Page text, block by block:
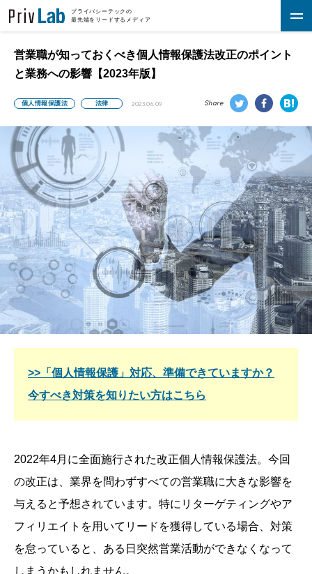
プライバシーテックの
最先端をリードするメディア
法律
データ管理・活用
各種ポリシー
セキュリティ
資料DL
営業職が知っておくべき個人情報保護法改正のポイント
と業務への影響【2023年版】
個人情報保護法 法律 2023.06.09 Share
>>「個人情報保護」対応、準備できていますか？
今すべき対策を知りたい方はこちら
2022年4月に全面施行された改正個人情報保護法。今回
の改正は、業界を問わずすべての営業職に大きな影響を
与えると予想されています。特にリターゲティングやア
フィリエイトを用いてリードを獲得している場合、対策
を怠っていると、ある日突然営業活動ができなくなって
しまうかもしれません。